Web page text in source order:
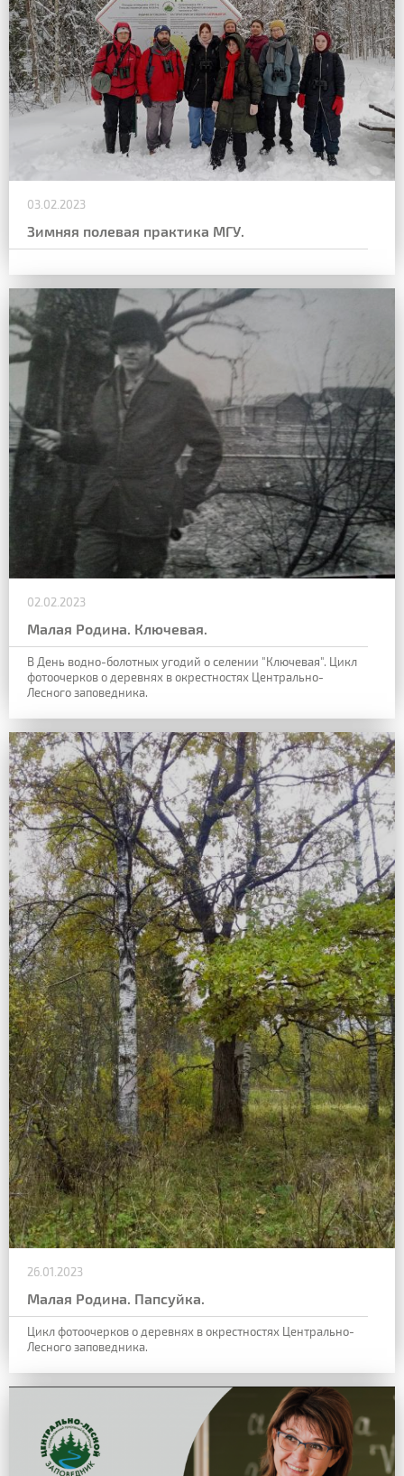
03.02.2023
Зимняя полевая практика МГУ.
02.02.2023
Малая Родина. Ключевая.
В День водно-болотных угодий о селении "Ключевая". Цикл
фотоочерков о деревнях в окрестностях Центрально-
Лесного заповедника.
26.01.2023
Малая Родина. Папсуйка.
Цикл фотоочерков о деревнях в окрестностях Центрально-
Лесного заповедника.